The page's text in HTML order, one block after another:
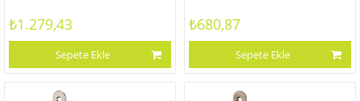
₺1.279,43
Sepete Ekle
₺680,87
Sepete Ekle